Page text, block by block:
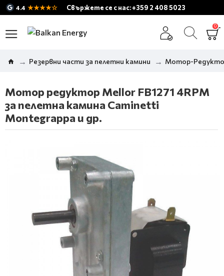
4.4 ★★★★☆ Свържете се с нас: +359 2 408 5023
0
Резервни части за пелетни камини Мотор-
Мотор редуктор Mellor FB1271 4RPM
за пелетна камина Caminetti
Montegrappa и др.